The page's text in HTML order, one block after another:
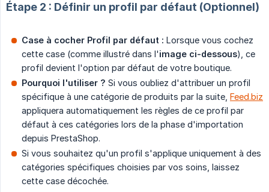
Étape 2 : Définir un profil par défaut (Optionnel)
Case à cocher Profil par défaut : Lorsque vous cochez
cette case (comme illustré dans l'image ci-dessous), ce
profil devient l'option par défaut de votre boutique.
Pourquoi l'utiliser ? Si vous oubliez d'attribuer un profil
spécifique à une catégorie de produits par la suite, Feed.biz
appliquera automatiquement les règles de ce profil par
défaut à ces catégories lors de la phase d'importation
depuis PrestaShop.
Si vous souhaitez qu'un profil s'applique uniquement à des
catégories spécifiques choisies par vos soins, laissez
cette case décochée.